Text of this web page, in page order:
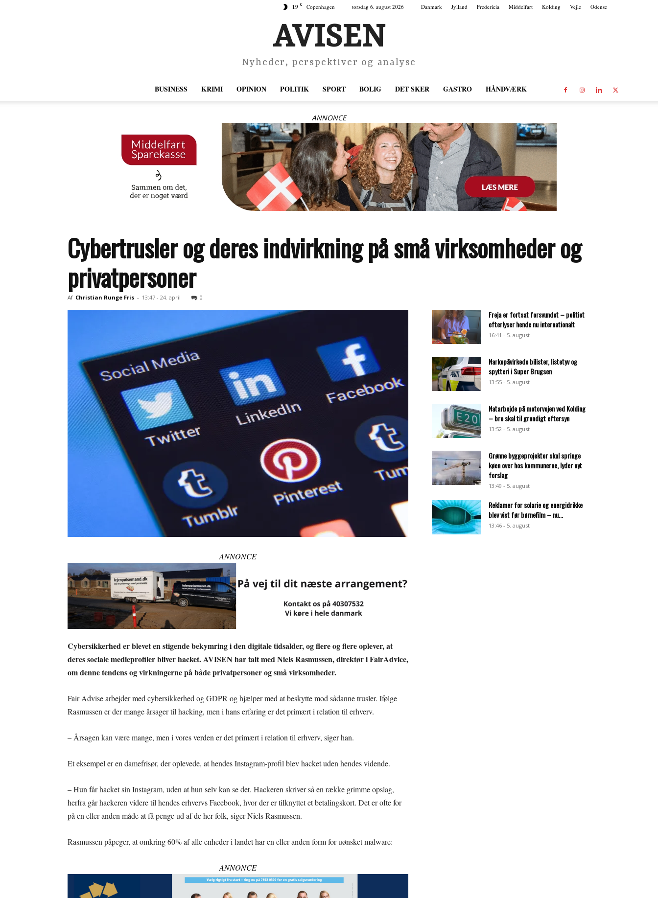
19 C Copenhagen torsdag 6. august 2026 Danmark Jylland Fredericia Middelfart Kolding Vejle Odense
AVISEN
Nyheder, perspektiver og analyse
BUSINESS KRIMI OPINION POLITIK SPORT BOLIG DET SKER GASTRO HÅNDVÆRK
ANNONCE
Cybertrusler og deres indvirkning på små virksomheder og
privatpersoner
Af Christian Runge Fris - 13:47 - 24. april 0
ANNONCE
Cybersikkerhed er blevet en stigende bekymring i den digitale tidsalder, og flere og flere oplever, at
deres sociale medieprofiler bliver hacket. AVISEN har talt med Niels Rasmussen, direktør i FairAdvice,
om denne tendens og virkningerne på både privatpersoner og små virksomheder.
Fair Advise arbejder med cybersikkerhed og GDPR og hjælper med at beskytte mod sådanne trusler. Ifølge
Rasmussen er der mange årsager til hacking, men i hans erfaring er det primært i relation til erhverv.
– Årsagen kan være mange, men i vores verden er det primært i relation til erhverv, siger han.
Et eksempel er en damefrisør, der oplevede, at hendes Instagram-profil blev hacket uden hendes vidende.
– Hun får hacket sin Instagram, uden at hun selv kan se det. Hackeren skriver så en række grimme opslag,
herfra går hackeren videre til hendes erhvervs Facebook, hvor der er tilknyttet et betalingskort. Det er ofte for
på en eller anden måde at få penge ud af de her folk, siger Niels Rasmussen.
Rasmussen påpeger, at omkring 60% af alle enheder i landet har en eller anden form for uønsket malware:
ANNONCE
Freja er fortsat forsvundet – politiet
efterlyser hende nu internationalt
16:41 - 5. august
Narkopåvirkede bilister, listetyv og
spytteri i Super Brugsen
13:55 - 5. august
Natarbejde på motorvejen ved Kolding
– bro skal til grundigt eftersyn
13:52 - 5. august
Grønne byggeprojekter skal springe
køen over hos kommunerne, lyder nyt
forslag
13:49 - 5. august
Reklamer for solarie og energidrikke
blev vist før børnefilm – nu...
13:46 - 5. august